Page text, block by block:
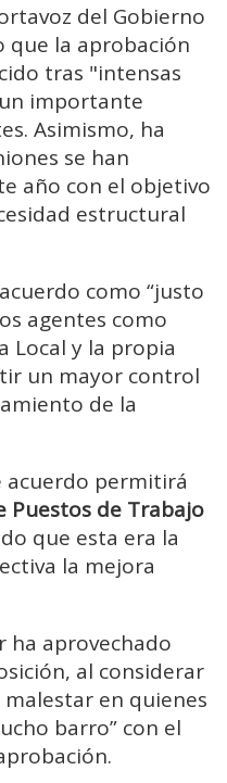
del Gobierno
que la aprobación
tras "intensas
importante
Asimismo, ha
se han
año con el objetivo
estructural
como “justo
agentes como
Local y la propia
un mayor control
de la
acuerdo permitirá
Puestos de Trabajo
que esta era la
la mejora
ha aprovechado
al considerar
en quienes
barro” con el